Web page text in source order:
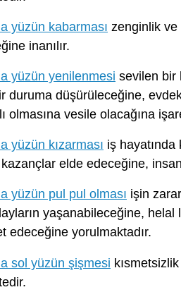
yüzün kabarması zenginlik ve
inanılır.
yüzün yenilenmesi sevilen bir
duruma düşürüleceğine,
olmasına vesile olacağına
yüzün kızarması iş
elde edeceğine,
yüzün pul pul olması işin
yaşanabileceğine,
edeceğine yorulmaktadır.
sol yüzün şişmesi